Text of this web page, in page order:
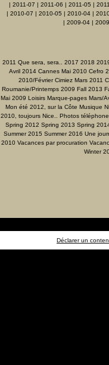
| 2011-07 | 2011-06 | 2011-05 |
| 2010-07 | 2010-05 | 2010-04 |
| 2009-04 |
2011 Que sera, sera.. 2017 2018
Avril 2014 Cannes Mai 2010 Cefro
2010/Février Cimiez Mars 2011
Roumanie/Printemps 2009 Fall 2013
Mai 2009 Loisirs Marque-pages Mars/
Mon été 2012, sur la Côte Musique
2010, toujours Nice.. Photos téléphone
Spring 2012 Spring 2013 Spring
Summer 2015 Summer 2016 Une
2010 Vacances par procuration
Winter
Déclarer un